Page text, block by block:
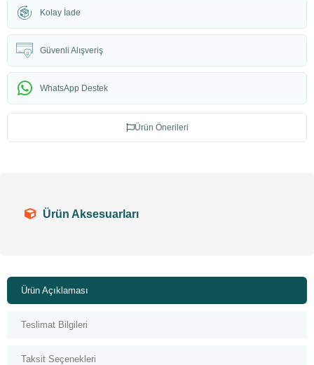
Kolay İade
Güvenli Alışveriş
WhatsApp Destek
Ürün Önerileri
Ürün Aksesuarları
Ürün Açıklaması
Teslimat Bilgileri
Taksit Seçenekleri